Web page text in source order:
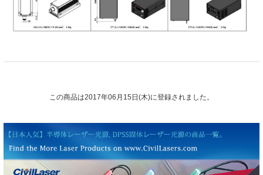
この商品は2017年06月15日(木)に登録されました。